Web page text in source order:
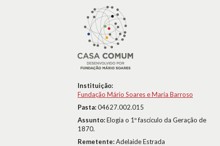
Instituição:
Fundação Mário Soares e Maria Barroso
Pasta:04627.002.015
Assunto:Elogia o 1º fascículo da Geração de
1870.
Remetente:Adelaide Estrada